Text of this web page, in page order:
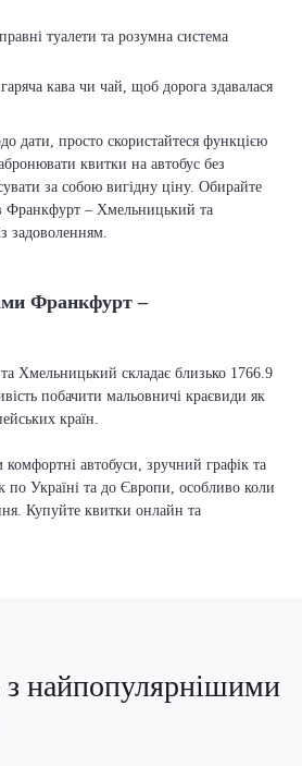
туалети та розумна система
кава чи чай, щоб дорога здавалася
дати, просто скористайтеся функцією
квитки на автобус без
за собою вигідну ціну. Обирайте
Франкфурт – Хмельницький та
задоволенням.
Франкфурт –
Хмельницький складає близько 1766.9
побачити мальовничі краєвиди як
країн.
автобуси, зручний графік та
по Україні та до Європи, особливо коли
Купуйте квитки онлайн та
з найпопулярнішими